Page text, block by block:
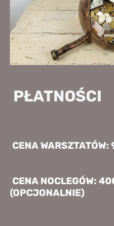
PŁATNOŚCI
CENA
CENA NOCLEGÓW:
(OPCJONALNIE)